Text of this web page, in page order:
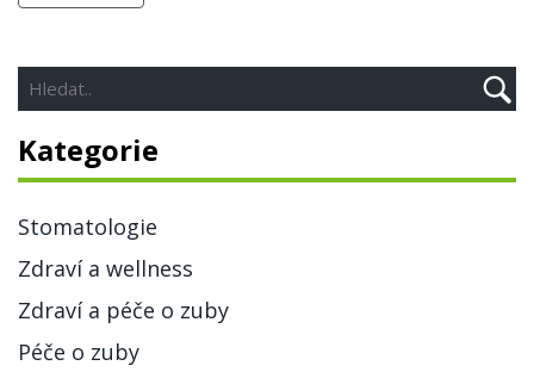
Kategorie
Stomatologie
Zdraví a wellness
Zdraví a péče o zuby
Péče o zuby